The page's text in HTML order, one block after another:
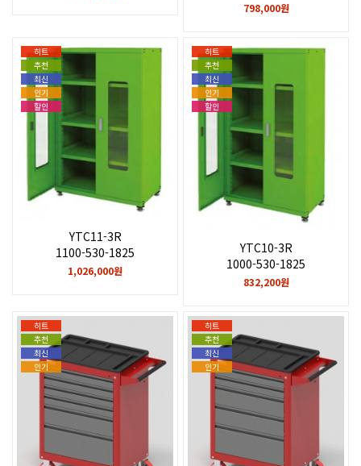
798,000원
히트
추천
최신
인기
할인
YTC11-3R
1100-530-1825
1,026,000원
히트
추천
최신
인기
할인
YTC10-3R
1000-530-1825
832,200원
히트
추천
최신
인기
히트
추천
최신
인기